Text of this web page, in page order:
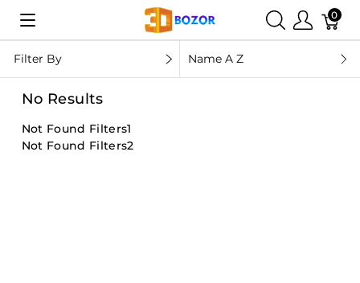
0
Filter By Name A Z
No Results
Not Found Filters1
Not Found Filters2